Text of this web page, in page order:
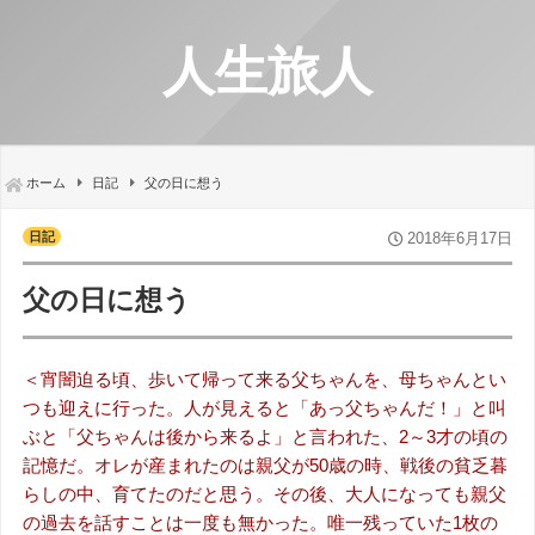
人生旅人
ホーム 日記 父の日に想う
日記 2018年6月17日
父の日に想う
＜宵闇迫る頃、歩いて帰って来る父ちゃんを、母ちゃんとい
つも迎えに行った。人が見えると「あっ父ちゃんだ！」と叫
ぶと「父ちゃんは後から来るよ」と言われた、2～3才の頃の
記憶だ。オレが産まれたのは親父が50歳の時、戦後の貧乏暮
らしの中、育てたのだと思う。その後、大人になっても親父
の過去を話すことは一度も無かった。唯一残っていた1枚の